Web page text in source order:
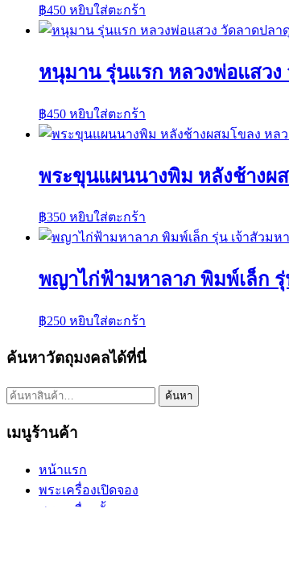
฿450 หยิบใส่ตะกร้า
หนุมาน รุ่นแรก หลวงพ่อแสว
฿450 หยิบใส่ตะกร้า
พระขุนแผนนางพิม หลังช้างผ
฿350 หยิบใส่ตะกร้า
พญาไก่ฟ้ามหาลาภ พิมพ์เล็ก รุ่
฿250 หยิบใส่ตะกร้า
ค้นหาวัตถุมงคลได้ที่นี่
ค้นหา: ค้นหา
เมนูร้านค้า
หน้าแรก
พระเครื่องเปิดจอง
พระเครื่องทั้งหมด